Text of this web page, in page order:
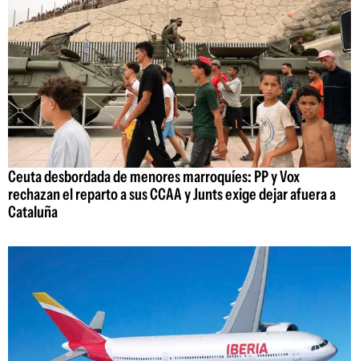
Ceuta desbordada de menores marroquíes: PP y Vox
rechazan el reparto a sus CCAA y Junts exige dejar afuera a
Cataluña